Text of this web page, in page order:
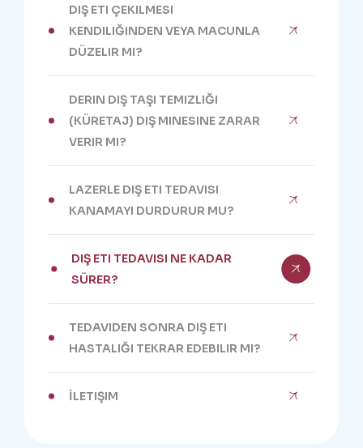
DIŞ ETI ÇEKILMESI
KENDILIĞINDEN VEYA MACUNLA
DÜZELIR MI?
DERIN DIŞ TAŞI TEMIZLIĞI
(KÜRETAJ) DIŞ MINESINE ZARAR
VERIR MI?
LAZERLE DIŞ ETI TEDAVISI
KANAMAYI DURDURUR MU?
DIŞ ETI TEDAVISI NE KADAR
SÜRER?
TEDAVIDEN SONRA DIŞ ETI
HASTALIĞI TEKRAR EDEBILIR MI?
İLETIŞIM